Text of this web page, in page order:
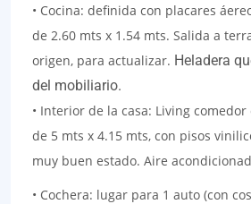
• Cocina: definida con placares
de 2.60 mts x 1.54 mts. Salida a
origen, para actualizar. Heladera
del mobiliario.
• Interior de la casa: Living
de 5 mts x 4.15 mts, con pisos
muy buen estado. Aire
• Cochera: lugar para 1 auto (con